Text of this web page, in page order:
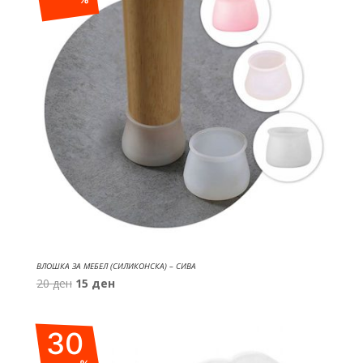
ВЛОШКА ЗА МЕБЕЛ (СИЛИКОНСКА) – СИВА
20ден Original
20 ден.
15 денCurrent
30